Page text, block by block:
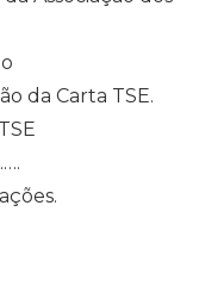
da Carta TSE.